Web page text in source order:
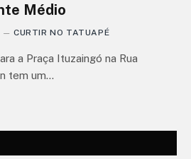
Médio
CURTIR NO TATUAPÉ
a Praça Ituzaingó na Rua
tem um…